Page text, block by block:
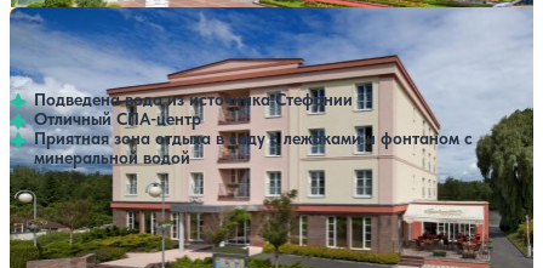
Санаторий Francis Palace
Франтишкови-Лазне
Подведена вода из источника Стефании
Отличный СПА-центр
Приятная зона отдыха в саду с лежаками и фонтаном с
минеральной водой
Профилей лечения:1 Крытый бассейн
Открытый бассейн
SPA
Нет цен или свободных мест на выбранные даты
Выбрать другой вариант